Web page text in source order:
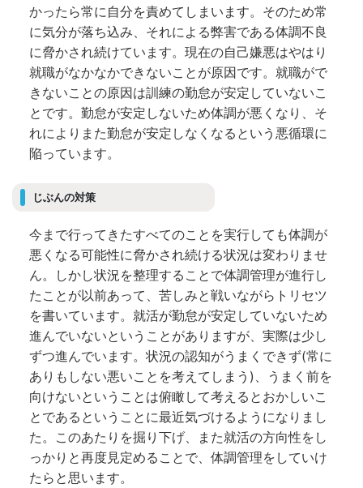
かったら常に自分を責めてしまいます。そのため常
に気分が落ち込み、それによる弊害である体調不良
に脅かされ続けています。現在の自己嫌悪はやはり
就職がなかなかできないことが原因です。就職がで
きないことの原因は訓練の勤怠が安定していないこ
とです。勤怠が安定しないため体調が悪くなり、そ
れによりまた勤怠が安定しなくなるという悪循環に
陥っています。
じぶんの対策
今まで行ってきたすべてのことを実行しても体調が
悪くなる可能性に脅かされ続ける状況は変わりませ
ん。しかし状況を整理することで体調管理が進行し
たことが以前あって、苦しみと戦いながらトリセツ
を書いています。就活が勤怠が安定していないため
進んでいないということがありますが、実際は少し
ずつ進んでいます。状況の認知がうまくできず(常に
ありもしない悪いことを考えてしまう)、うまく前を
向けないということは俯瞰して考えるとおかしいこ
とであるということに最近気づけるようになりまし
た。このあたりを掘り下げ、また就活の方向性をし
っかりと再度見定めることで、体調管理をしていけ
たらと思います。